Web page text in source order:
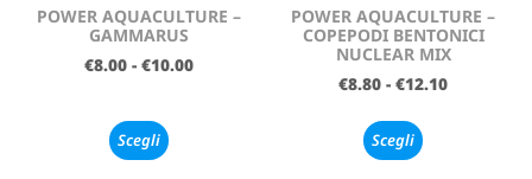
POWER AQUACULTURE –
GAMMARUS
€8.00 - €10.00
Scegli
POWER AQUACULTURE –
COPEPODI BENTONICI
NUCLEAR MIX
€8.80 - €12.10
Scegli